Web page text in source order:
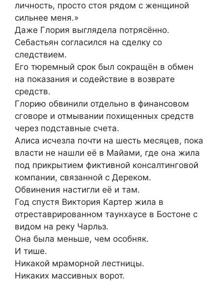
личность, просто стоя рядом с женщиной
сильнее меня.»
Даже Глория выглядела потрясённо.
Себастьян согласился на сделку со
следствием.
Его тюремный срок был сокращён в обмен
на показания и содействие в возврате
средств.
Глорию обвинили отдельно в финансовом
сговоре и отмывании похищенных средств
через подставные счета.
Алиса исчезла почти на шесть месяцев, пока
власти не нашли её в Майами, где она жила
под прикрытием фиктивной консалтинговой
компании, связанной с Дереком.
Обвинения настигли её и там.
Год спустя Виктория Картер жила в
отреставрированном таунхаусе в Бостоне с
видом на реку Чарльз.
Она была меньше, чем особняк.
И тише.
Никакой мраморной лестницы.
Никаких массивных ворот.